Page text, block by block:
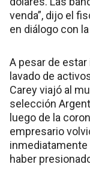
venda”, dijo el
en diálogo con
A pesar de
lavado de
Carey viajó al
selección
luego de la
empresario
inmediatamente
haber